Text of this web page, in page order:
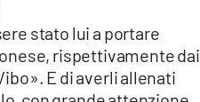
stato lui a portare
rispettivamente dai
E di averli allenati